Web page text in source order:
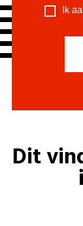
Ik
Dit